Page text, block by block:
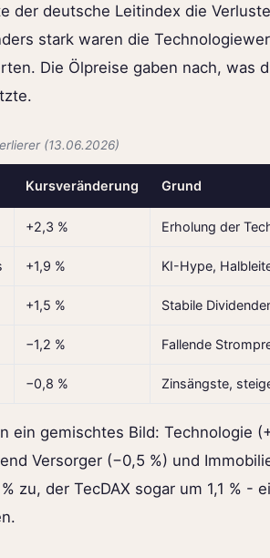
der deutsche Leitindex die
stark waren die
Die Ölpreise gaben nach, was
(13.06.2026)
Kursveränderung Grund
+2,3 % Erholung der
+1,9 % KI-Hype,
+1,5 % Stabile
−1,2 % Fallende
−0,8 % Zinsängste,
ein gemischtes Bild: Technologie
Versorger (−0,5 %) und
zu, der TecDAX sogar um 1,1 % -